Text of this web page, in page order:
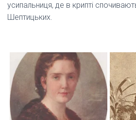
усипальниця, де в крипті
Шептицьких.